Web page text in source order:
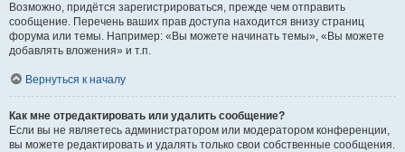
Возможно, придётся зарегистрироваться, прежде чем отправить
сообщение. Перечень ваших прав доступа находится внизу страниц
форума или темы. Например: «Вы можете начинать темы», «Вы можете
добавлять вложения» и т.п.
Вернуться к началу
Как мне отредактировать или удалить сообщение?
Если вы не являетесь администратором или модератором конференции,
вы можете редактировать и удалять только свои собственные сообщения.